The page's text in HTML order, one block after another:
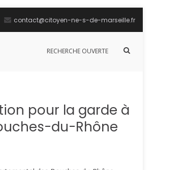
contact@citoyen-ne-s-de-marseille.fr
RECHERCHE OUVERTE
Afficher
pour la garde à
du-Rhône